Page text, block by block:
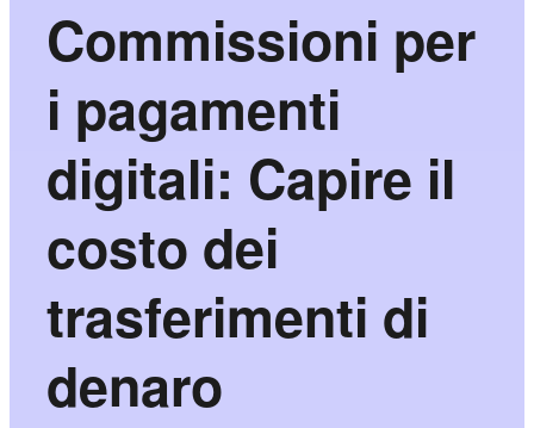
Commissioni per
i pagamenti
digitali: Capire il
costo dei
trasferimenti di
denaro